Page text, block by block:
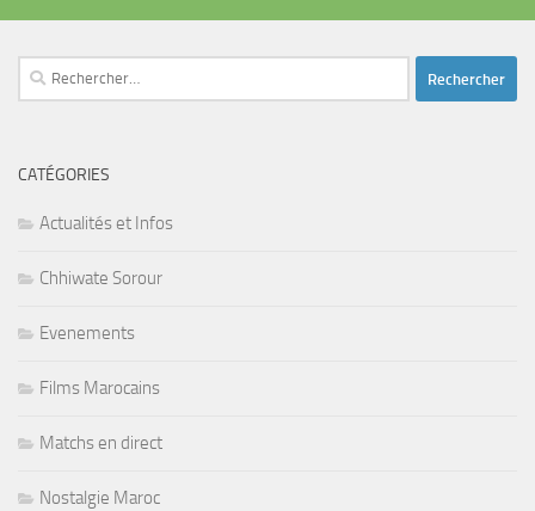
Rechercher :
CATÉGORIES
Actualités et Infos
Chhiwate Sorour
Evenements
Films Marocains
Matchs en direct
Nostalgie Maroc